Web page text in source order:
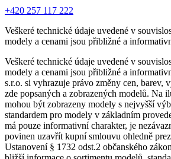
+420 257 117 222
Veškeré technické údaje uvedené v
modely a cenami jsou přibližné a
Veškeré technické údaje uvedené v
modely a cenami jsou přibližné a
s.r.o. si vyhrazuje právo změny cen, barev,
zde popsaných a zobrazených modelů. Na
mohou být zobrazeny modely s nejvyšší
standardem pro modely v základním
má pouze informativní charakter, je
povinen uzavřít kupní smlouvu ohledně
Ustanovení § 1732 odst.2 občanského